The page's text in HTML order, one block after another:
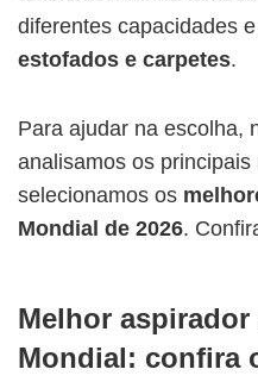
diferentes capacidades e
estofados e carpetes.
Para ajudar na escolha,
analisamos os
selecionamos os
Mondial de 2026.
Melhor
Mondial: confira